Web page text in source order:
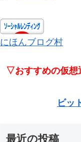
にほんブログ村
▽おすすめの仮
ビッ
最近の投稿